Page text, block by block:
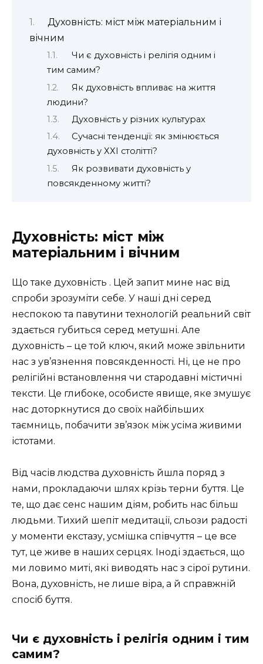
Духовність: міст між матеріальним і
вічним
Чи є духовність і релігія одним і
тим самим?
Як духовність впливає на життя
людини?
Духовність у різних культурах
Сучасні тенденції: як змінюється
духовність у ХХІ столітті?
Як розвивати духовність у
повсякденному житті?
Духовність: міст між
матеріальним і вічним
Що таке духовність . Цей запит мине нас від
спроби зрозуміти себе. У наші дні серед
неспокою та павутини технологій реальний світ
здається губиться серед метушні. Але
духовність – це той ключ, який може звільнити
нас з ув’язнення повсякденності. Ні, це не про
релігійні встановлення чи стародавні містичні
тексти. Це глибоке, особисте явище, яке змушує
нас доторкнутися до своїх найбільших
таємниць, побачити зв’язок між усіма живими
істотами.
Від часів людства духовність йшла поряд з
нами, прокладаючи шлях крізь терни буття. Це
те, що дає сенс нашим діям, робить нас більш
людьми. Тихий шепіт медитації, сльози радості
у моменти екстазу, усмішка співчуття – це все
тут, це живе в наших серцях. Іноді здається, що
ми ловимо миті, які виводять нас з сірої рутини.
Вона, духовність, не лише віра, а й справжній
спосіб буття.
Чи є духовність і релігія одним і тим
самим?